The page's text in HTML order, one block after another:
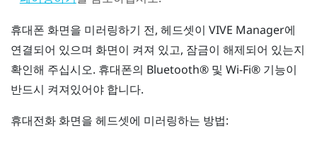
휴대폰 화면을 미러링하기 전, 헤드셋이 VIVE Manager에
연결되어 있으며 화면이 켜져 있고, 잠금이 해제되어 있는지
확인해 주십시오. 휴대폰의 Bluetooth® 및 Wi‍-Fi® 기능이
반드시 켜져있어야 합니다.
휴대전화 화면을 헤드셋에 미러링하는 방법: